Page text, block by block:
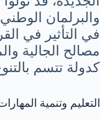
والبرلمان
في التأثير في
مصالح الجالية
كدولة تتسم
التعليم وتنمية